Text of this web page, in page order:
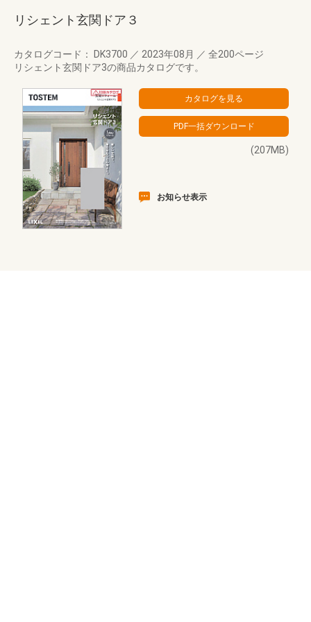
リシェント玄関ドア３
カタログコード： DK3700 ／ 2023年08月 ／ 全200ページ
リシェント玄関ドア3の商品カタログです。
(207MB)
お知らせ表示